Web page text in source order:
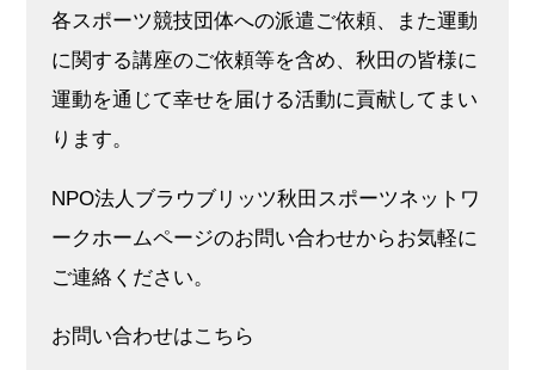
各スポーツ競技団体への派遣ご依頼、また運動
に関する講座のご依頼等を含め、秋田の皆様に
運動を通じて幸せを届ける活動に貢献してまい
ります。
NPO法人ブラウブリッツ秋田スポーツネットワ
ークホームページのお問い合わせからお気軽に
ご連絡ください。
お問い合わせはこちら